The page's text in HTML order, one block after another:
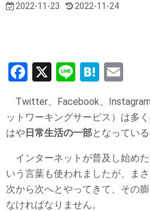
2022-11-23 2022-11-24
F
ce
b
o
k
X
Li
e
H
e
n
a
ail
Twitter、Facebook、
ットワーキングサービス）は多
はや日常生活の一部となってい
インターネットが普及し始めた
いう言葉も使われましたが、ま
次から次へとやってきて、その
なければなりません。